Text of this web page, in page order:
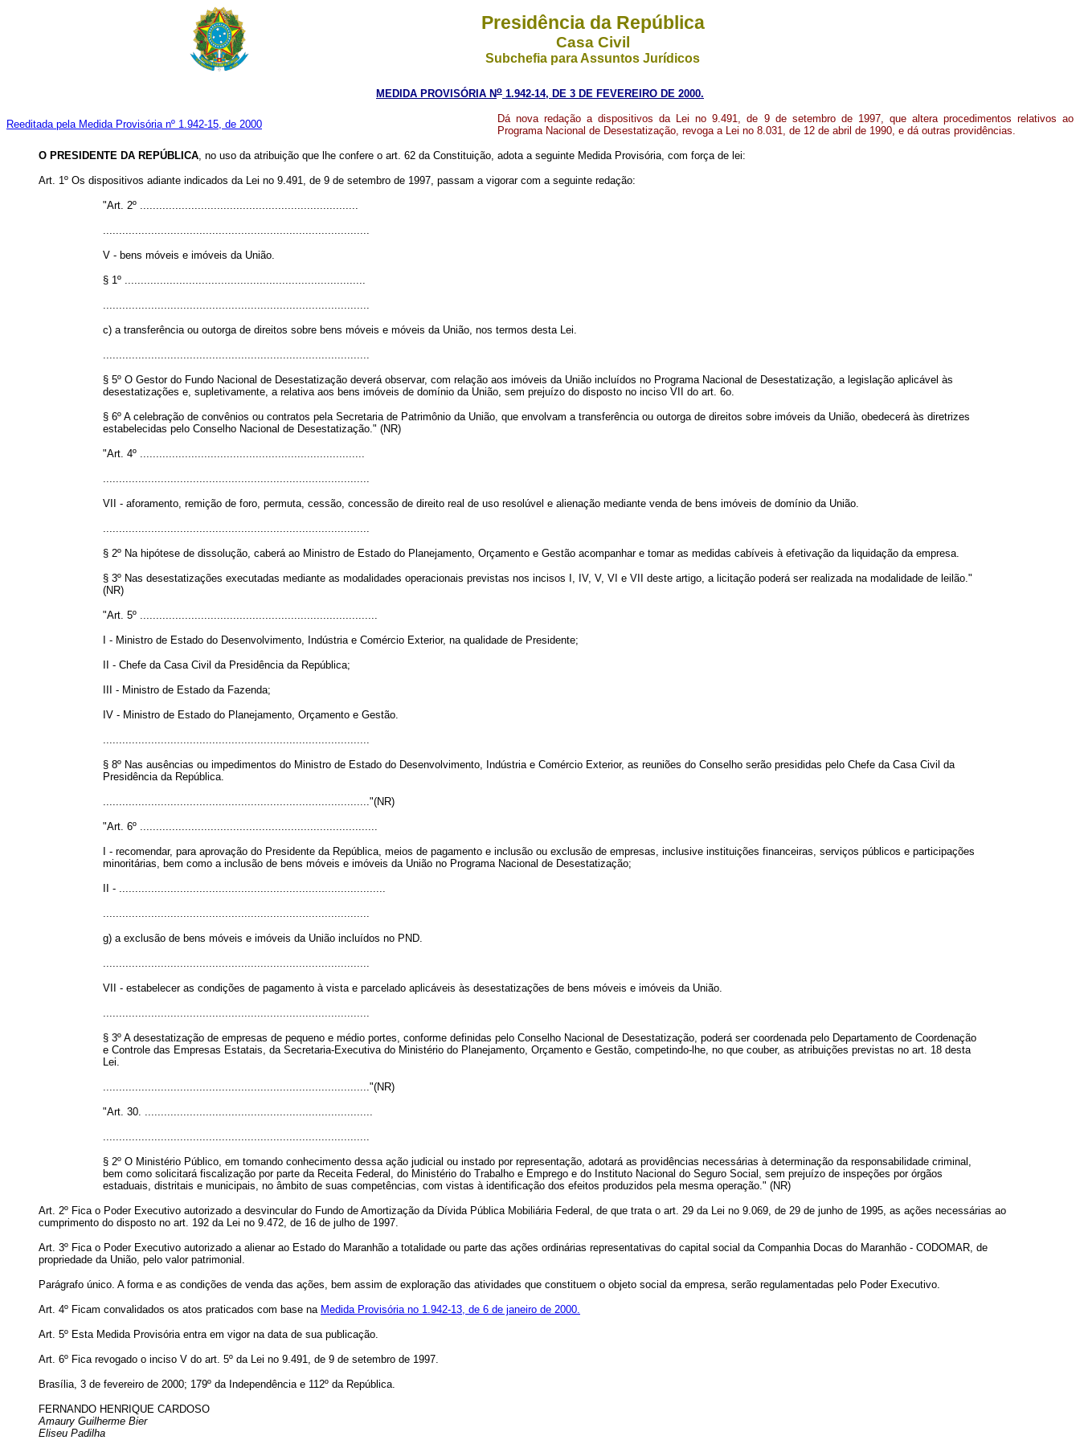
Presidência da República
Casa Civil
Subchefia para Assuntos Jurídicos
MEDIDA PROVISÓRIA No 1.942-14, DE 3 DE FEVEREIRO DE 2000.
Reeditada pela Medida Provisória nº 1.942-15, de 2000
Dá nova redação a dispositivos da Lei no 9.491, de 9 de setembro de 1997, que altera procedimentos relativos ao
Programa Nacional de Desestatização, revoga a Lei no 8.031, de 12 de abril de 1990, e dá outras providências.
O PRESIDENTE DA REPÚBLICA, no uso da atribuição que lhe confere o art. 62 da Constituição, adota a seguinte Medida Provisória, com força de lei:
Art. 1º Os dispositivos adiante indicados da Lei no 9.491, de 9 de setembro de 1997, passam a vigorar com a seguinte redação:
"Art. 2º ....................................................................
...................................................................................
V - bens móveis e imóveis da União.
§ 1º ...........................................................................
...................................................................................
c) a transferência ou outorga de direitos sobre bens móveis e móveis da União, nos termos desta Lei.
...................................................................................
§ 5º O Gestor do Fundo Nacional de Desestatização deverá observar, com relação aos imóveis da União incluídos no Programa Nacional de Desestatização, a legislação aplicável às
desestatizações e, supletivamente, a relativa aos bens imóveis de domínio da União, sem prejuízo do disposto no inciso VII do art. 6o.
§ 6º A celebração de convênios ou contratos pela Secretaria de Patrimônio da União, que envolvam a transferência ou outorga de direitos sobre imóveis da União, obedecerá às diretrizes
estabelecidas pelo Conselho Nacional de Desestatização." (NR)
"Art. 4º ......................................................................
...................................................................................
VII - aforamento, remição de foro, permuta, cessão, concessão de direito real de uso resolúvel e alienação mediante venda de bens imóveis de domínio da União.
...................................................................................
§ 2º Na hipótese de dissolução, caberá ao Ministro de Estado do Planejamento, Orçamento e Gestão acompanhar e tomar as medidas cabíveis à efetivação da liquidação da empresa.
§ 3º Nas desestatizações executadas mediante as modalidades operacionais previstas nos incisos I, IV, V, VI e VII deste artigo, a licitação poderá ser realizada na modalidade de leilão."
(NR)
"Art. 5º ..........................................................................
I - Ministro de Estado do Desenvolvimento, Indústria e Comércio Exterior, na qualidade de Presidente;
II - Chefe da Casa Civil da Presidência da República;
III - Ministro de Estado da Fazenda;
IV - Ministro de Estado do Planejamento, Orçamento e Gestão.
...................................................................................
§ 8º Nas ausências ou impedimentos do Ministro de Estado do Desenvolvimento, Indústria e Comércio Exterior, as reuniões do Conselho serão presididas pelo Chefe da Casa Civil da
Presidência da República.
..................................................................................."(NR)
"Art. 6º ..........................................................................
I - recomendar, para aprovação do Presidente da República, meios de pagamento e inclusão ou exclusão de empresas, inclusive instituições financeiras, serviços públicos e participações
minoritárias, bem como a inclusão de bens móveis e imóveis da União no Programa Nacional de Desestatização;
II - ...................................................................................
...................................................................................
g) a exclusão de bens móveis e imóveis da União incluídos no PND.
...................................................................................
VII - estabelecer as condições de pagamento à vista e parcelado aplicáveis às desestatizações de bens móveis e imóveis da União.
...................................................................................
§ 3º A desestatização de empresas de pequeno e médio portes, conforme definidas pelo Conselho Nacional de Desestatização, poderá ser coordenada pelo Departamento de Coordenação
e Controle das Empresas Estatais, da Secretaria-Executiva do Ministério do Planejamento, Orçamento e Gestão, competindo-lhe, no que couber, as atribuições previstas no art. 18 desta
Lei.
..................................................................................."(NR)
"Art. 30. .......................................................................
...................................................................................
§ 2º O Ministério Público, em tomando conhecimento dessa ação judicial ou instado por representação, adotará as providências necessárias à determinação da responsabilidade criminal,
bem como solicitará fiscalização por parte da Receita Federal, do Ministério do Trabalho e Emprego e do Instituto Nacional do Seguro Social, sem prejuízo de inspeções por órgãos
estaduais, distritais e municipais, no âmbito de suas competências, com vistas à identificação dos efeitos produzidos pela mesma operação." (NR)
Art. 2º Fica o Poder Executivo autorizado a desvincular do Fundo de Amortização da Dívida Pública Mobiliária Federal, de que trata o art. 29 da Lei no 9.069, de 29 de junho de 1995, as ações necessárias ao
cumprimento do disposto no art. 192 da Lei no 9.472, de 16 de julho de 1997.
Art. 3º Fica o Poder Executivo autorizado a alienar ao Estado do Maranhão a totalidade ou parte das ações ordinárias representativas do capital social da Companhia Docas do Maranhão - CODOMAR, de
propriedade da União, pelo valor patrimonial.
Parágrafo único. A forma e as condições de venda das ações, bem assim de exploração das atividades que constituem o objeto social da empresa, serão regulamentadas pelo Poder Executivo.
Art. 4º Ficam convalidados os atos praticados com base na Medida Provisória no 1.942-13, de 6 de janeiro de 2000.
Art. 5º Esta Medida Provisória entra em vigor na data de sua publicação.
Art. 6º Fica revogado o inciso V do art. 5º da Lei no 9.491, de 9 de setembro de 1997.
Brasília, 3 de fevereiro de 2000; 179º da Independência e 112º da República.
FERNANDO HENRIQUE CARDOSO
Amaury Guilherme Bier
Eliseu Padilha